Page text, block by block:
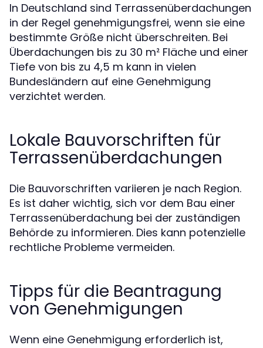
In Deutschland sind Terrassenüberdachungen
in der Regel genehmigungsfrei, wenn sie eine
bestimmte Größe nicht überschreiten. Bei
Überdachungen bis zu 30 m² Fläche und einer
Tiefe von bis zu 4,5 m kann in vielen
Bundesländern auf eine Genehmigung
verzichtet werden.
Lokale Bauvorschriften für
Terrassenüberdachungen
Die Bauvorschriften variieren je nach Region.
Es ist daher wichtig, sich vor dem Bau einer
Terrassenüberdachung bei der zuständigen
Behörde zu informieren. Dies kann potenzielle
rechtliche Probleme vermeiden.
Tipps für die Beantragung
von Genehmigungen
Wenn eine Genehmigung erforderlich ist,